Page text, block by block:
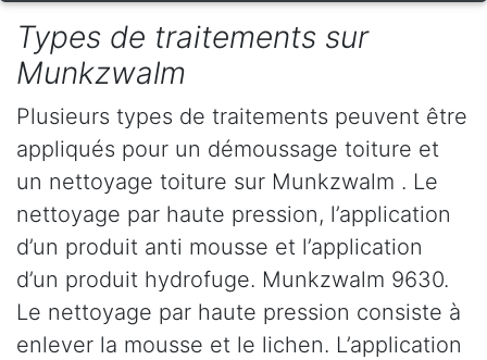
Types de traitements sur
Munkzwalm
Plusieurs types de traitements peuvent être
appliqués pour un démoussage toiture et
un nettoyage toiture sur Munkzwalm . Le
nettoyage par haute pression, l’application
d’un produit anti mousse et l’application
d’un produit hydrofuge. Munkzwalm 9630.
Le nettoyage par haute pression consiste à
enlever la mousse et le lichen. L’application